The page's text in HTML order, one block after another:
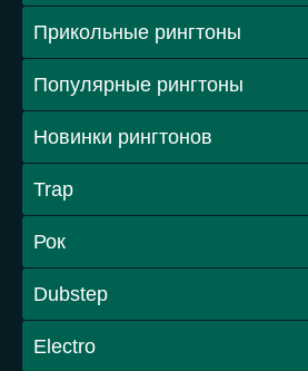
Прикольные рингтоны
Популярные рингтоны
Новинки рингтонов
Trap
Рок
Dubstep
Electro